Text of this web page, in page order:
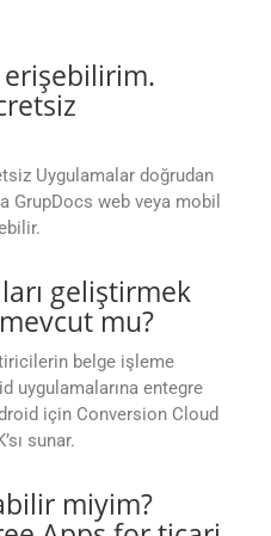
erişebilirim.
Uygulamalar doğrudan
GrupDocs web veya mobil
geliştirmek
mu?
belge işleme
uygulamalarına entegre
için Conversion Cloud
sunar.
miyim?